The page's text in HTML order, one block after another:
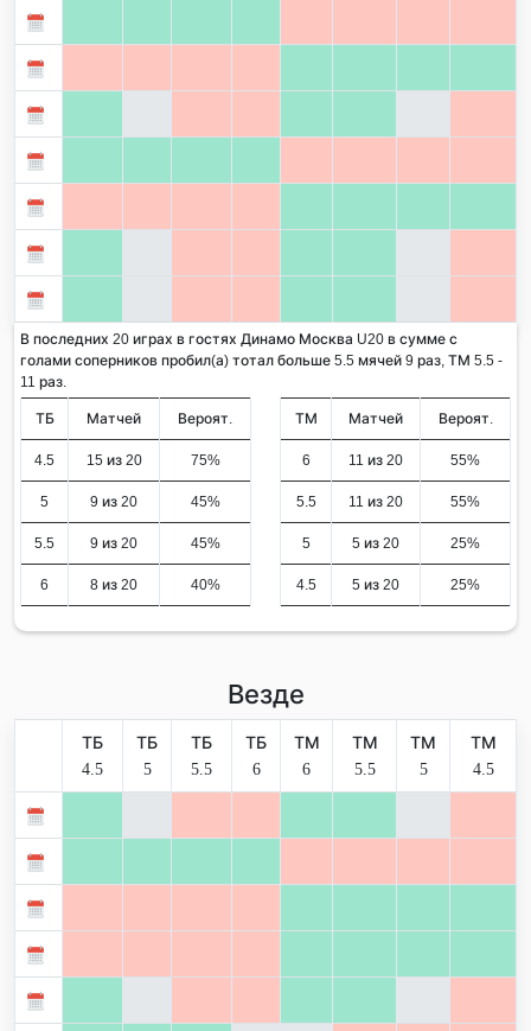
В последних 20 играх в гостях Динамо Москва U20 в сумме с
голами соперников пробил(а) тотал больше 5.5 мячей 9 раз, ТМ 5.5 -
11 раз.
ТБ Матчей Вероят.
4.5 15 из 20 75%
5 9 из 20 45%
5.5 9 из 20 45%
6 8 из 20 40%
ТМ Матчей Вероят.
6 11 из 20 55%
5.5 11 из 20 55%
5 5 из 20 25%
4.5 5 из 20 25%
Везде
ТБ
4.5
ТБ
5
ТБ
5.5
ТБ
6
ТМ
6
ТМ
5.5
ТМ
5
ТМ
4.5